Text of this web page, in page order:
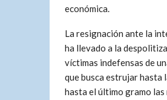
económica.
La resignación ante la
ha llevado a la
víctimas indefensas de
que busca estrujar hasta
hasta el último gramo las